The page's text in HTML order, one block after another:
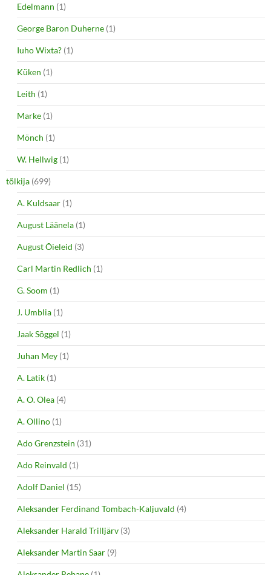
Edelmann (1)
George Baron Duherne (1)
Iuho Wixta? (1)
Küken (1)
Leith (1)
Marke (1)
Mönch (1)
W. Hellwig (1)
tõlkija (699)
A. Kuldsaar (1)
August Läänela (1)
August Õieleid (3)
Carl Martin Redlich (1)
G. Soom (1)
J. Umblia (1)
Jaak Sõggel (1)
Juhan Mey (1)
A. Latik (1)
A. O. Olea (4)
A. Ollino (1)
Ado Grenzstein (31)
Ado Reinvald (1)
Adolf Daniel (15)
Aleksander Ferdinand Tombach-Kaljuvald (4)
Aleksander Harald Trilljärv (3)
Aleksander Martin Saar (9)